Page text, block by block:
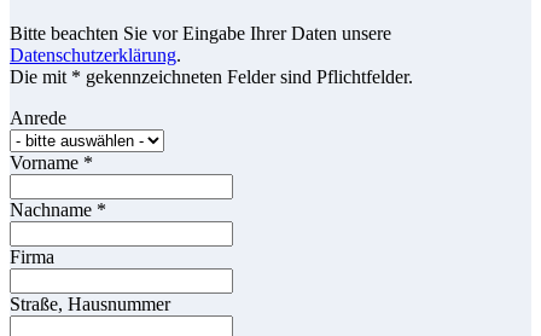
Bitte beachten Sie vor Eingabe Ihrer Daten unsere
Datenschutzerklärung.
Die mit * gekennzeichneten Felder sind Pflichtfelder.
Anrede
Vorname *
Nachname *
Firma
Straße, Hausnummer